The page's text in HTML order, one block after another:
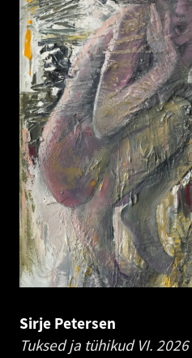
Sirje Petersen
Tuksed ja tühikud VI. 2026